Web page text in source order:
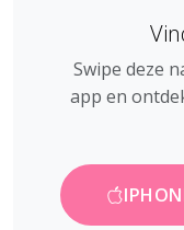
Swipe deze
app en